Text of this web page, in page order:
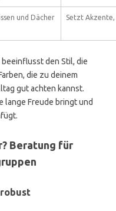
und Dächer Setzt
den Stil, die
die zu deinem
gut achten kannst.
lange Freude bringt und
Beratung für
robust